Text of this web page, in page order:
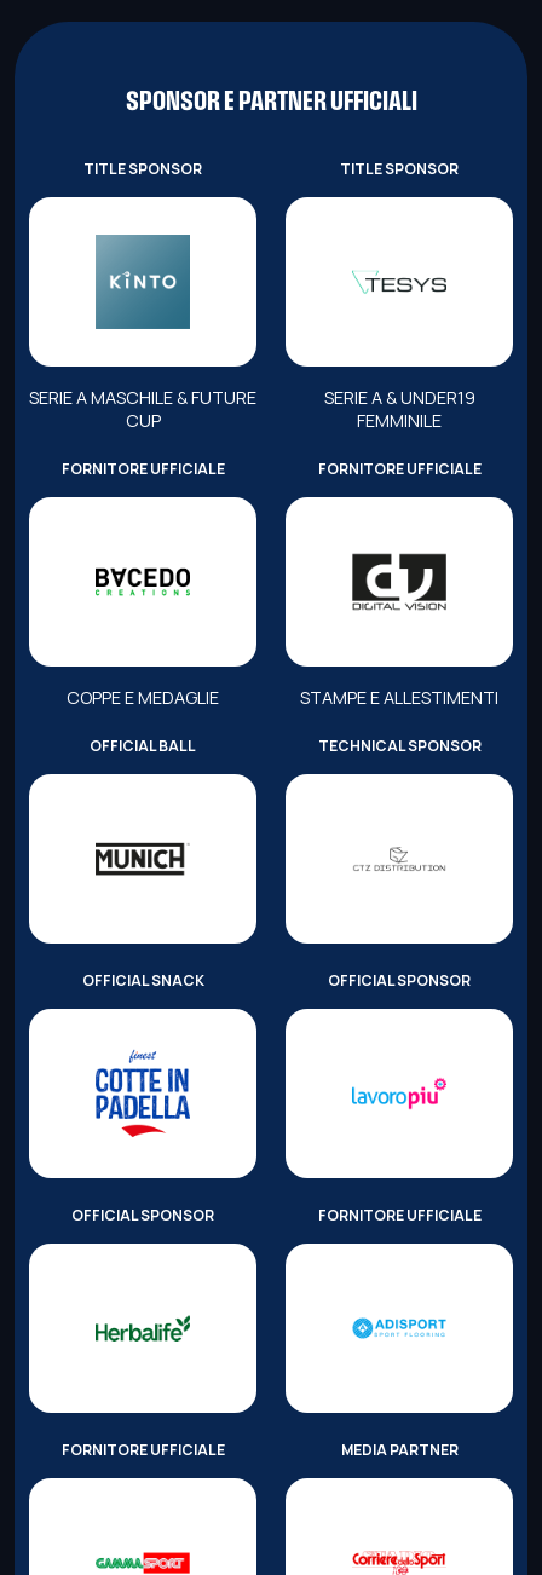
SPONSOR E PARTNER UFFICIALI
TITLE SPONSOR
SERIE A MASCHILE & FUTURE
CUP
TITLE SPONSOR
SERIE A & UNDER19
FEMMINILE
FORNITORE UFFICIALE
COPPE E MEDAGLIE
FORNITORE UFFICIALE
STAMPE E ALLESTIMENTI
OFFICIAL BALL TECHNICAL SPONSOR
OFFICIAL SNACK OFFICIAL SPONSOR
OFFICIAL SPONSOR FORNITORE UFFICIALE
FORNITORE UFFICIALE MEDIA PARTNER